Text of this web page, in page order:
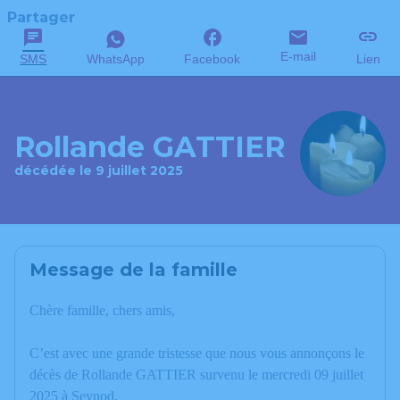
Partager
SMS WhatsApp Facebook E-mail Lien
Rollande GATTIER
décédée le 9 juillet 2025
Message de la famille
Chère famille, chers amis,
C’est avec une grande tristesse que nous vous annonçons le
décès de Rollande GATTIER survenu le mercredi 09 juillet
2025 à Seynod.